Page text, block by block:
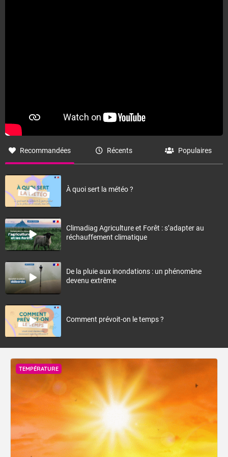
Recommandées Récents Populaires
À quoi sert la météo ?
Climadiag Agriculture et Forêt : s’adapter au
réchauffement climatique
De la pluie aux inondations : un phénomène
devenu extrême
Comment prévoit-on le temps ?
TEMPÉRATURE